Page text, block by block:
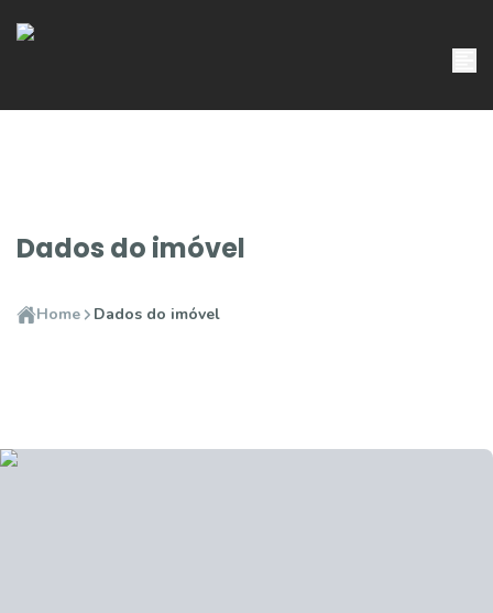
Dados do imóvel
Home Dados do imóvel